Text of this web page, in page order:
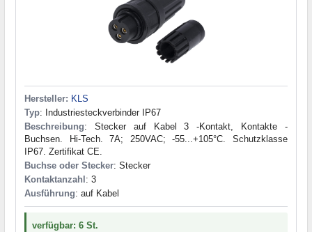
Hersteller: KLS
Typ: Industriesteckverbinder IP67
Beschreibung: Stecker auf Kabel 3 -Kontakt, Kontakte -
Buchsen. Hi-Tech. 7A; 250VAC; -55...+105°C. Schutzklasse
IP67. Zertifikat CE.
Buchse oder Stecker: Stecker
Kontaktanzahl : 3
Ausführung: auf Kabel
verfügbar: 6 St.